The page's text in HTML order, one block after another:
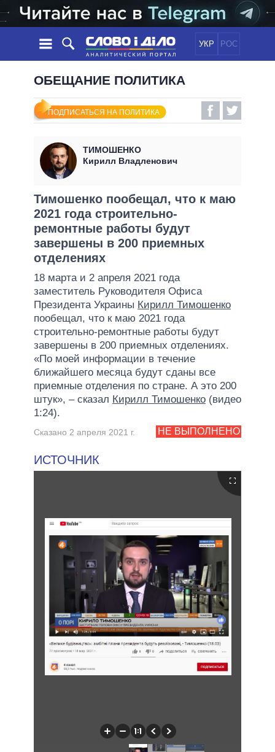
УКР РОС
НОВОСТИ
ЛЕНТА
СОБЫТИЯ
СТАТЬИ
МНЕНИЯ
ОБЗОРЫ
ДАЙДЖЕСТЫ
ПОЛИТИКА
ЭКОНОМИКА
МИР
ОБЕЩАНИЯ
ВСЕ ПОЛИТИКИ
ПРЕЗИДЕНТ И ОФИС
ВЕРХОВНАЯ РАДА
КАБИНЕТ МИНИСТРОВ
ГЛАВЫ ОБЛАДМИНИСТРАЦИЙ
МЭРЫ
ВСЕ ПЕРСОНЫ
ИНФОГРАФИКА
ПОДДЕРЖАТЬ
СРАВНЕНИЕ ПОЛИТИКОВ
ОБЕЩАНИЕ ПОЛИТИКА
ПОДПИСАТЬСЯ НА ПОЛИТИКА
ТИМОШЕНКО
Кирилл Владленович
Тимошенко пообещал, что к маю
2021 года строительно-
ремонтные работы будут
завершены в 200 приемных
отделениях
18 марта и 2 апреля 2021 года
заместитель Руководителя Офиса
Президента Украины Кирилл Тимошенко
пообещал, что к маю 2021 года
строительно-ремонтные работы будут
завершены в 200 приемных отделениях.
«По моей информации в течение
ближайшего месяца будут сданы все
приемные отделения по стране. А это 200
штук», – сказал Кирилл Тимошенко (видео
1:24).
НЕ ВЫПОЛНЕНО
Сказано 2 апреля 2021 г.
ИСТОЧНИК